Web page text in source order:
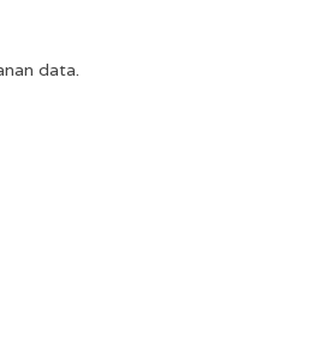
data.